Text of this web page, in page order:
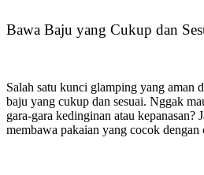
Bawa Baju yang Cukup dan
Salah satu kunci glamping yang aman
baju yang cukup dan sesuai. Nggak
gara-gara kedinginan atau kepanasan?
membawa pakaian yang cocok